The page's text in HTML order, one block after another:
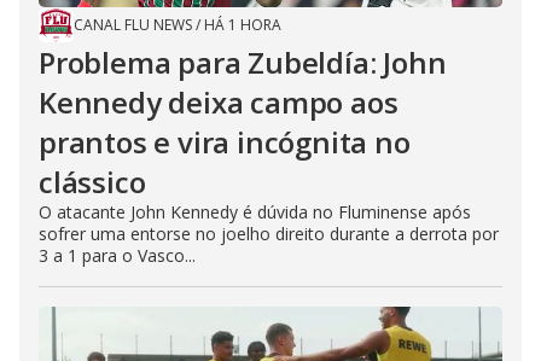
CANAL FLU NEWS/ HÁ 1 HORA
Problema para Zubeldía: John
Kennedy deixa campo aos
prantos e vira incógnita no
clássico
O atacante John Kennedy é dúvida no Fluminense após
sofrer uma entorse no joelho direito durante a derrota por
3 a 1 para o Vasco...